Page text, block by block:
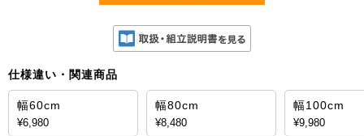
仕様違い・関連商品
幅60cm
¥6,980
幅80cm
¥8,480
幅100cm
¥9,980